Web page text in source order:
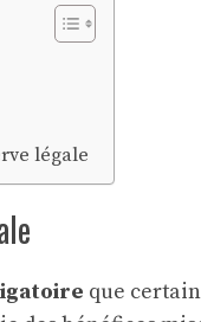
légale
que